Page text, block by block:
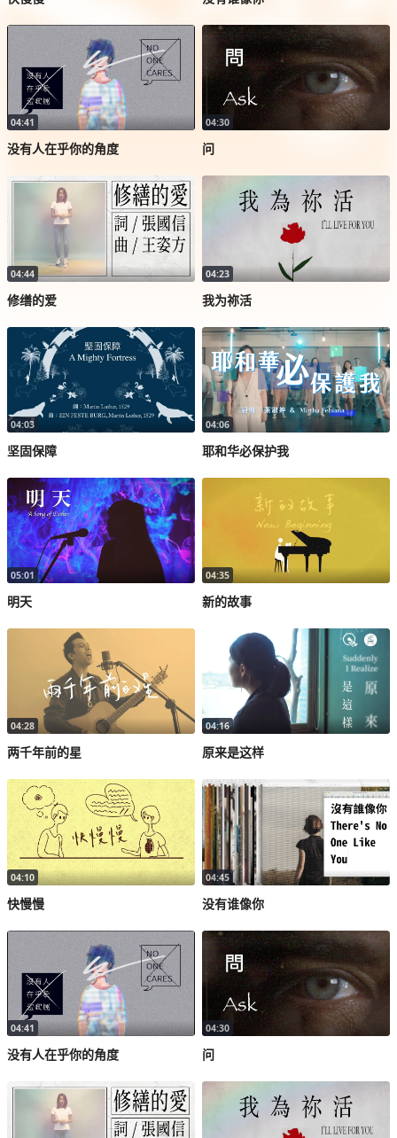
04:41
没有人在乎你的角度
04:30
问
04:44
修缮的爱
04:23
我为祢活
04:03
坚固保障
04:06
耶和华必保护我
05:01
明天
04:35
新的故事
04:28
两千年前的星
04:16
原来是这样
04:10
快慢慢
04:45
没有谁像你
04:41
没有人在乎你的角度
04:30
问